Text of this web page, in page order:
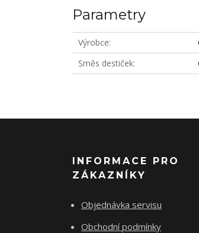
Parametry
Výrobce
Směs destiček
INFORMACE PRO
ZÁKAZNÍKY
Objednávka servisu
Obchodní podmínky